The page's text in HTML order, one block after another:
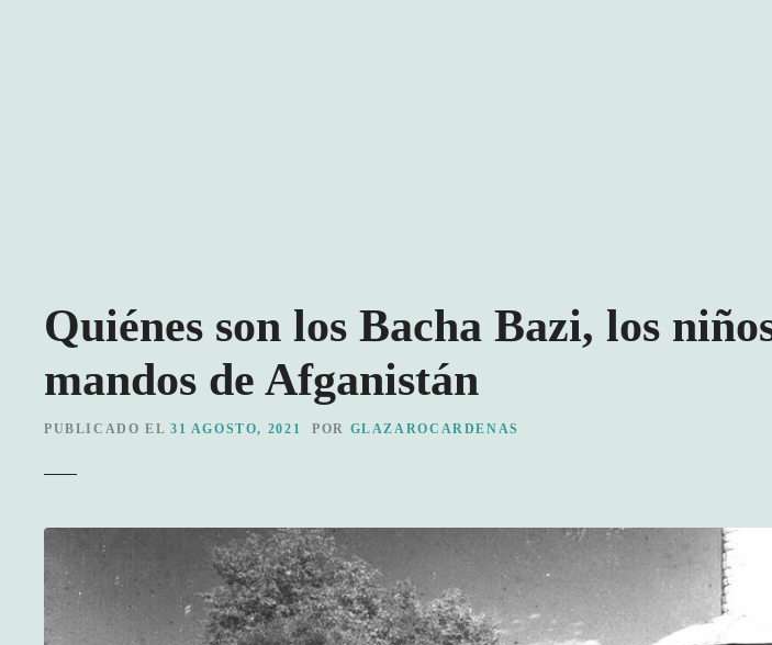
Quiénes son los Bacha Bazi, los
mandos de Afganistán
PUBLICADO EL 31 AGOSTO, 2021 POR GLAZAROCARDENAS